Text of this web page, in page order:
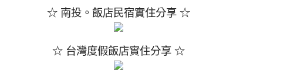
☆ 南投。飯店民宿實住分享 ☆
☆ 台灣度假飯店實住分享 ☆